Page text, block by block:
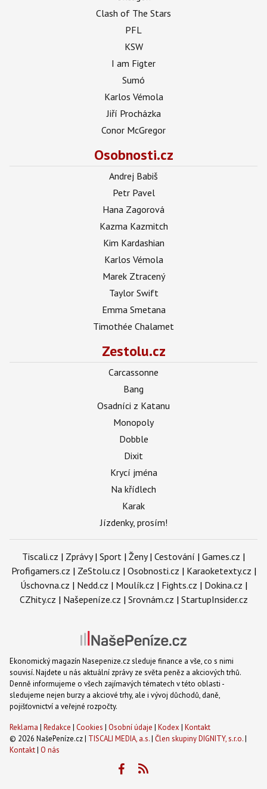
Clash of The Stars
PFL
KSW
I am Figter
Sumó
Karlos Vémola
Jiří Procházka
Conor McGregor
Osobnosti.cz
Andrej Babiš
Petr Pavel
Hana Zagorová
Kazma Kazmitch
Kim Kardashian
Karlos Vémola
Marek Ztracený
Taylor Swift
Emma Smetana
Timothée Chalamet
Zestolu.cz
Carcassonne
Bang
Osadníci z Katanu
Monopoly
Dobble
Dixit
Krycí jména
Na křídlech
Karak
Jízdenky, prosím!
Tiscali.cz | Zprávy| Sport | Ženy| Cestování | Games.cz |
Profigamers.cz | ZeStolu.cz | Osobnosti.cz | Karaoketexty.cz |
Úschovna.cz | Nedd.cz | Moulík.cz | Fights.cz | Dokina.cz |
CZhity.cz | Našepeníze.cz | Srovnám.cz | StartupInsider.cz
Ekonomický magazín Nasepenize.cz sleduje finance a vše, co s nimi
souvisí. Najdete u nás aktuální zprávy ze světa peněz a akciových trhů.
Denně informujeme o všech zajímavých tématech v této oblasti -
sledujeme nejen burzy a akciové trhy, ale i vývoj důchodů, daně,
pojišťovnictví a veřejné rozpočty.
Reklama | Redakce | Cookies | Osobní údaje | Kodex | Kontakt
© 2026 NašePeníze.cz | TISCALI MEDIA, a.s.| Člen skupiny DIGNITY, s.r.o.|
Kontakt| O nás